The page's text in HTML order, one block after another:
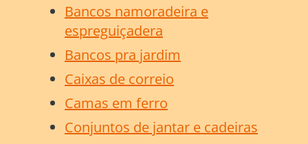
Bancos namoradeira e
espreguiçadera
Bancos pra jardim
Caixas de correio
Camas em ferro
Conjuntos de jantar e cadeiras